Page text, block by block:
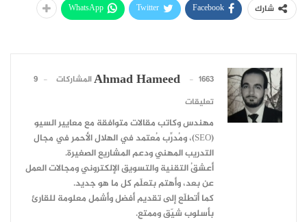
شارك Facebook
Twitter
WhatsApp
Ahmad Hameed 1663 المشاركات
9
تعليقات
مهندس وكاتب مقالات متوافقة مع معايير السيو
(SEO)، ومُدرِّب مُعتمد في الهلال الأحمر في مجال
التدريب المهني ودعم المشاريع الصغيرة.
أعشقُ التقنية والتسويق الإلكتروني ومجالات العمل
عن بعد، وأهتم بتعلّم كل ما هو جديد.
كما أتطلّع إلى تقديم أفضل وأشمل معلومة للقارئ
بأسلوب شيّق وممتع.